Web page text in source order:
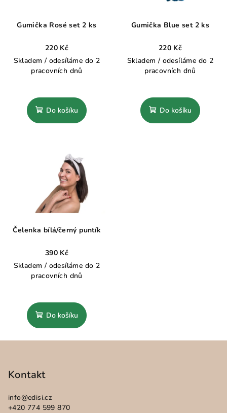
Gumička Rosé set 2 ks
220 Kč
Skladem / odesíláme do 2
pracovních dnů
Do košíku
Gumička Blue set 2 ks
220 Kč
Skladem / odesíláme do 2
pracovních dnů
Do košíku
Čelenka bílá/černý puntík
390 Kč
Skladem / odesíláme do 2
pracovních dnů
Do košíku
Kontakt
info@edisi.cz
+420 774 599 870